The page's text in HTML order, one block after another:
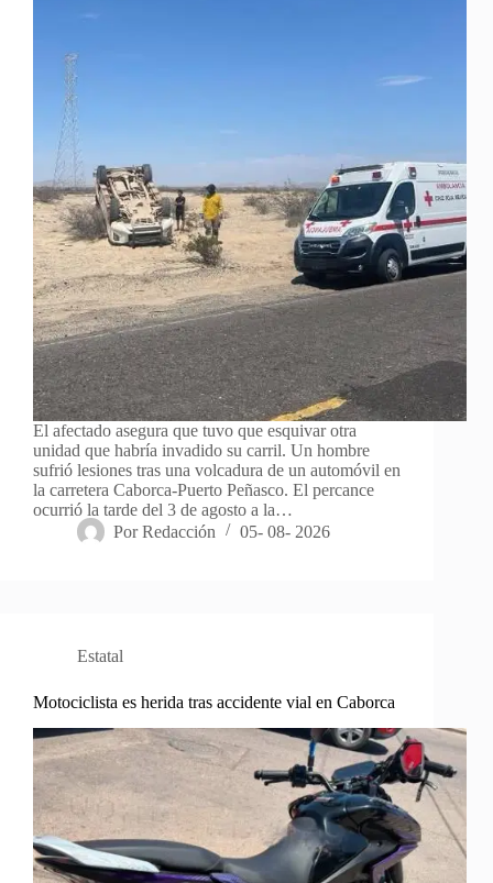
El afectado asegura que tuvo que esquivar otra
unidad que habría invadido su carril. Un hombre
sufrió lesiones tras una volcadura de un automóvil en
la carretera Caborca-Puerto Peñasco. El percance
ocurrió la tarde del 3 de agosto a la…
Por Redacción 05- 08- 2026
Estatal
Motociclista es herida tras accidente vial en Caborca